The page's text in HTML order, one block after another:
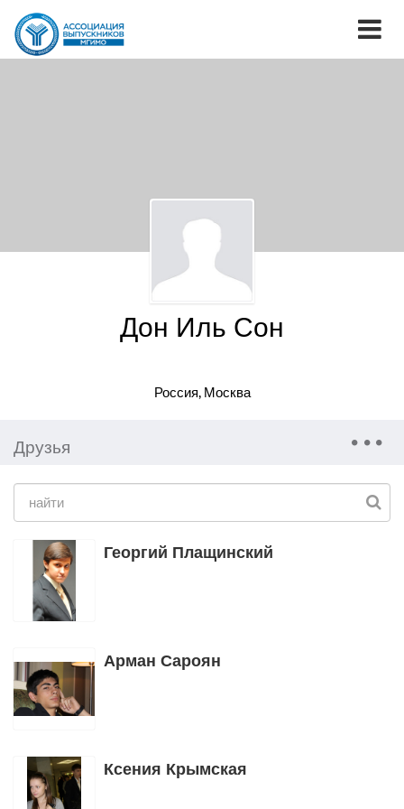
Дон Иль Сон
Россия, Москва
Друзья
Георгий Плащинский
Арман Сароян
Ксения Крымская